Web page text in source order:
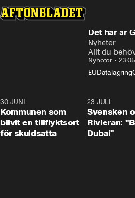
Det här är
Nyheter
Allt du
Nyheter •
EUDatalagring
1:24
30 JUNI
Kommunen som
blivit en tillflyktsort
för skuldsatta
23 JULI
Svensken
Rivieran:
Dubai"